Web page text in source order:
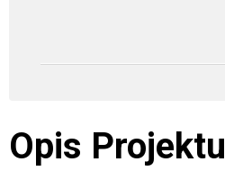
Opis Projektu